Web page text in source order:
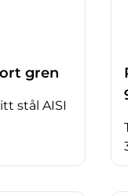
gren
stål AISI